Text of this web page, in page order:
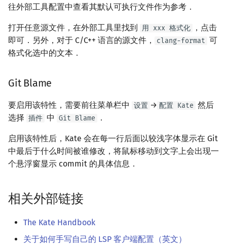
往外部工具配置中查看其默认可执行文件作为参考．
打开任意源文件，在外部工具里找到 用 xxx 格式化
，点击
即可．另外，对于 C/C++ 语言的源文件，
clang-format 可
格式化选中的文本．
Git Blame
要启用该特性，需要前往菜单栏中 设置 → 配置 Kate 然后
选择 插件 中 Git Blame ．
启用该特性后，Kate 会在每一行后面以较浅字体显示在 Git
中最后于什么时间被谁修改，将鼠标移动到文字上会出现一
个悬浮窗显示 commit 的具体信息．
相关外部链接
The Kate Handbook
关于如何手写自己的 LSP 客户端配置（英文）